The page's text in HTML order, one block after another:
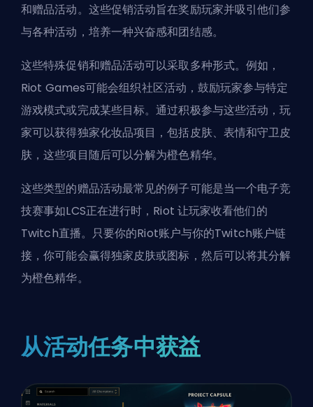
和赠品活动。这些促销活动旨在奖励玩家并吸引他们参
与各种活动，培养一种兴奋感和团结感。
这些特殊促销和赠品活动可以采取多种形式。例如，
Riot Games可能会组织社区活动，鼓励玩家参与特定
游戏模式或完成某些目标。通过积极参与这些活动，玩
家可以获得独家化妆品项目，包括皮肤、表情和守卫皮
肤，这些项目随后可以分解为橙色精华。
这些类型的赠品活动最常见的例子可能是当一个电子竞
技赛事如LCS正在进行时，Riot 让玩家收看他们的
Twitch直播。只要你的Riot账户与你的Twitch账户链
接，你可能会赢得独家皮肤或图标，然后可以将其分解
为橙色精华。
从活动任务中获益